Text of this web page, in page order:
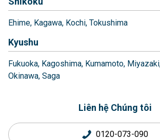
Ehime Kagawa Kochi Tokushima
Kyushu
Fukuoka Kagoshima Kumamoto Miyazaki
Okinawa Saga
Liên hệ Chúng tôi
0120-073-090